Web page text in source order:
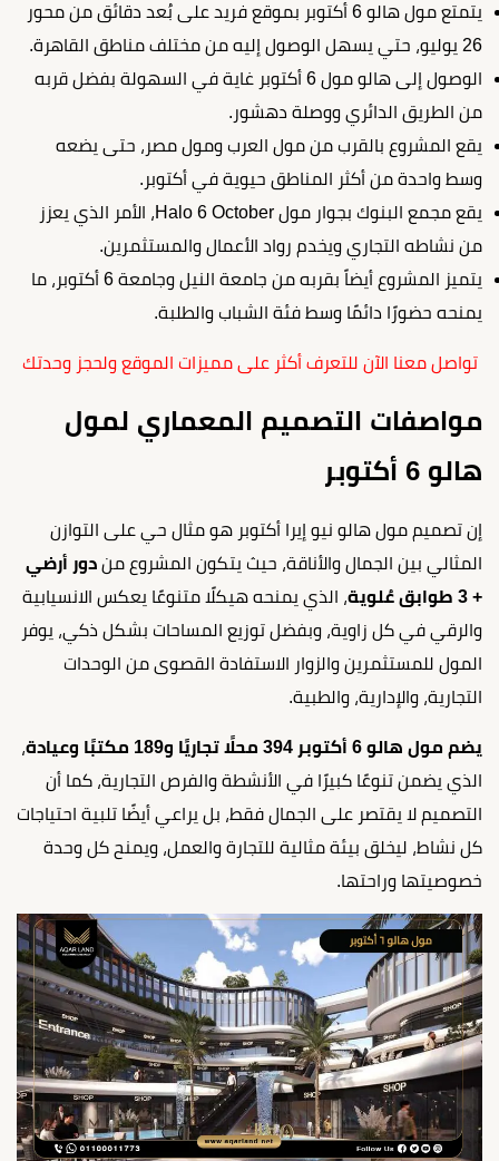
يتمتع مول هالو 6 أكتوبر بموقع فريد على بُعد دقائق من محور
26 يوليو، حتي يسهل الوصول إليه من مختلف مناطق القاهرة.
الوصول إلى هالو مول 6 أكتوبر غاية في السهولة بفضل قربه
من الطريق الدائري ووصلة دهشور.
يقع المشروع بالقرب من مول العرب ومول مصر، حتى يضعه
وسط واحدة من أكثر المناطق حيوية في أكتوبر.
يقع مجمع البنوك بجوار مول Halo 6 October، الأمر الذي يعزز
من نشاطه التجاري ويخدم رواد الأعمال والمستثمرين.
يتميز المشروع أيضاً بقربه من جامعة النيل وجامعة 6 أكتوبر، ما
يمنحه حضورًا دائمًا وسط فئة الشباب والطلبة.
تواصل معنا الآن للتعرف أكثر على مميزات الموقع ولحجز وحدتك
مواصفات التصميم المعماري لمول
هالو 6 أكتوبر
إن تصميم مول هالو نيو إيرا أكتوبر هو مثال حي على التوازن
المثالي بين الجمال والأناقة، حيث يتكون المشروع من دور أرضي
+ 3 طوابق عُلوية
، الذي يمنحه هيكلًا متنوعًا يعكس الانسيابية
والرقي في كل زاوية، وبفضل توزيع المساحات بشكل ذكي، يوفر
المول للمستثمرين والزوار الاستفادة القصوى من الوحدات
التجارية، والإدارية، والطبية.
يضم مول هالو 6 أكتوبر 394 محلًا تجاريًا و189 مكتبًا وعيادة
،
الذي يضمن تنوعًا كبيرًا في الأنشطة والفرص التجارية، كما أن
التصميم لا يقتصر على الجمال فقط، بل يراعي أيضًا تلبية احتياجات
كل نشاط، ليخلق بيئة مثالية للتجارة والعمل، ويمنح كل وحدة
خصوصيتها وراحتها.